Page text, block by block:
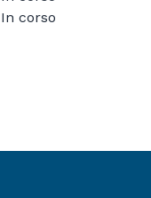
In corso